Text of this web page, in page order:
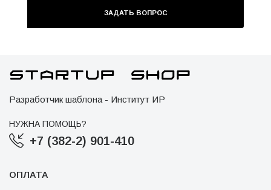
Разработчик шаблона - Институт ИР
НУЖНА ПОМОЩЬ?
+7 (382-2) 901-410
ОПЛАТА